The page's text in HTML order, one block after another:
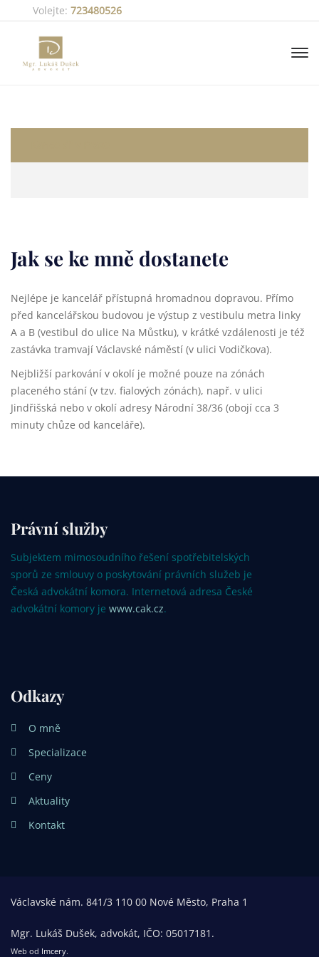
Volejte: 723480526
Jak se ke mně dostanete
Nejlépe je kancelář přístupná hromadnou dopravou. Přímo
před kancelářskou budovou je výstup z vestibulu metra linky
A a B (vestibul do ulice Na Můstku), v krátké vzdálenosti je též
zastávka tramvají Václavské náměstí (v ulici Vodičkova).
Nejbližší parkování v okolí je možné pouze na zónách
placeného stání (v tzv. fialových zónách), např. v ulici
Jindřišská nebo v okolí adresy Národní 38/36 (obojí cca 3
minuty chůze od kanceláře).
Právní služby
Subjektem mimosoudního řešení spotřebitelských
sporů ze smlouvy o poskytování právních služeb je
Česká advokátní komora. Internetová adresa České
advokátní komory je www.cak.cz.
Odkazy
O mně
Specializace
Ceny
Aktuality
Kontakt
Václavské nám. 841/3 110 00 Nové Město, Praha 1
Mgr. Lukáš Dušek, advokát, IČO: 05017181.
Web od Imcery.